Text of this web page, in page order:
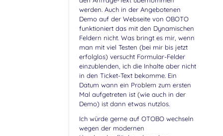
werden. Auch in der Angebotenen
Demo auf der Webseite von OBOTO
funktioniert das mit den Dynamischen
Feldern nicht. Was bringt es mir, wenn
man mit viel Testen (bei mir bis jetzt
erfolglos) versucht Formular-Felder
einzublenden, ich die Inhalte aber nicht
in den Ticket-Text bekomme. Ein
Datum wann ein Problem zum ersten
Mal aufgetreten ist (wie auch in der
Demo) ist dann etwas nutzlos.
Ich würde gerne auf OTOBO wechseln
wegen der modernen